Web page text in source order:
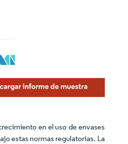
en el uso de envases
estas normas regulatorias. La